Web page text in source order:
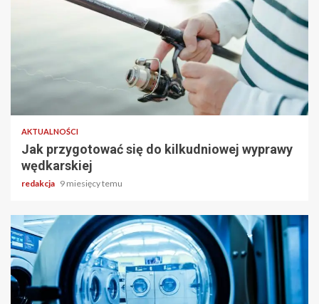
AKTUALNOŚCI
Jak przygotować się do kilkudniowej wyprawy
wędkarskiej
redakcja 9 miesięcy temu